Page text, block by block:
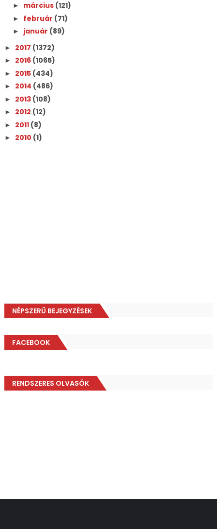
► március (121)
► február (71)
► január (89)
► 2017 (1372)
► 2016 (1065)
► 2015 (434)
► 2014 (486)
► 2013 (108)
► 2012 (12)
► 2011 (8)
► 2010 (1)
NÉPSZERŰ BEJEGYZÉSEK
FACEBOOK
RENDSZERES OLVASÓK